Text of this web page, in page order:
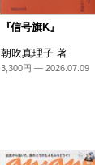
『信号旗K』
朝吹真理子 著
3,300円 — 2026.07.09